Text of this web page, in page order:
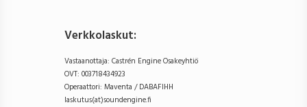
Verkkolaskut:
Vastaanottaja: Castrén Engine Osakeyhtiö
OVT: 003718434923
Operaattori: Maventa / DABAFIHH
laskutus(at)soundengine.fi